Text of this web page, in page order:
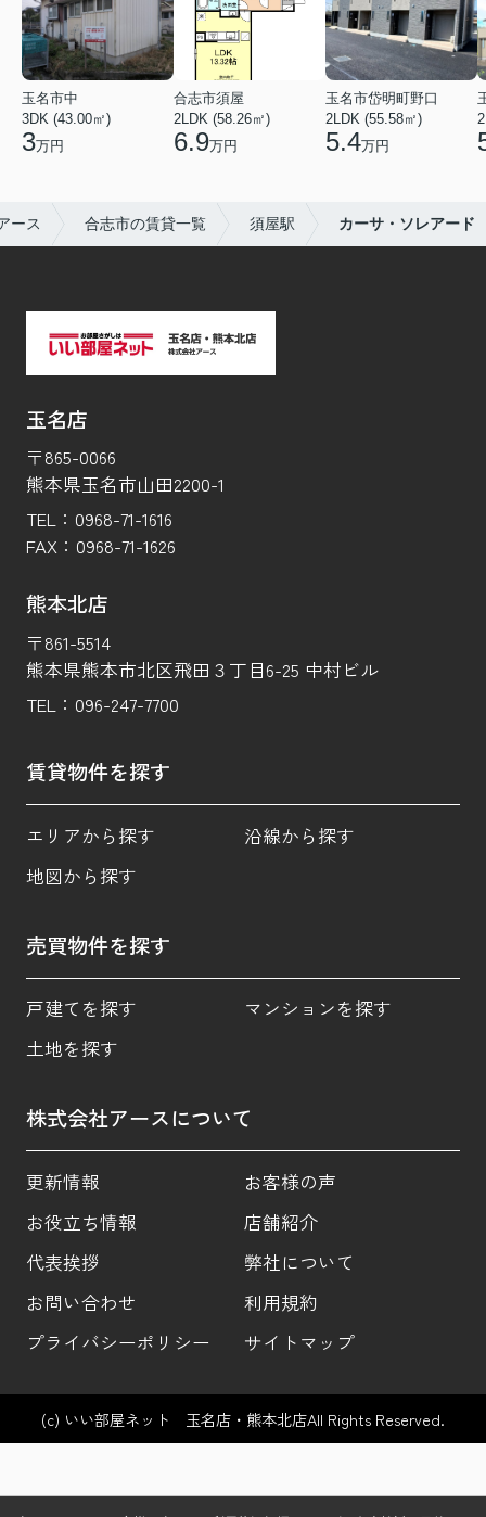
玉名市中
3DK (43.00㎡)
3万円
合志市須屋
2LDK (58.26㎡)
6.9万円
玉名市岱明町野口
2LDK (55.58㎡)
5.4万円
ース 合志市の賃貸一覧 須屋駅 カーサ・ソレアード
玉名店
〒865-0066
熊本県玉名市山田2200-1
TEL： 0968-71-1616
FAX： 0968-71-1626
熊本北店
〒861-5514
熊本県熊本市北区飛田３丁目6-25 中村ビル
TEL： 096-247-7700
賃貸物件を探す
エリアから探す
沿線から探す
地図から探す
売買物件を探す
戸建てを探す
マンションを探す
土地を探す
株式会社アースについて
更新情報
お客様の声
お役立ち情報
店舗紹介
代表挨拶
弊社について
お問い合わせ
利用規約
プライバシーポリシー
サイトマップ
(c) いい部屋ネット 玉名店・熊本北店All Rights Reserved.